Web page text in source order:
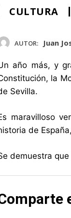
CULTURA
AUTOR: Juan
año más, y
la
Sevilla.
maravilloso
de
demuestra